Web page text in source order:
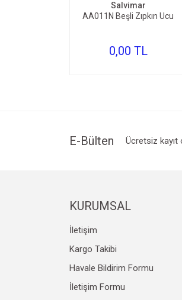
Salvimar
AA011N Beşli Zıpkın Ucu
0,00 TL
E-Bülten Ücretsiz
KURUMSAL
İletişim
Kargo Takibi
Havale Bildirim Formu
İletişim Formu